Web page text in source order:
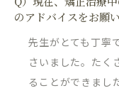
のアドバイスをお願い
先生がとても丁寧
さいました。たく
ることができまし